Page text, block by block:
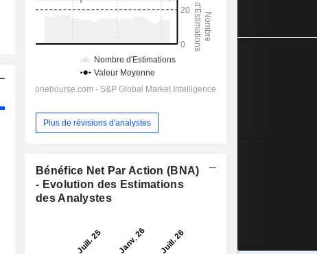
Plus de révisions d'analystes
Bénéfice Net Par Action (BNA)
- Evolution des Estimations
des Analystes